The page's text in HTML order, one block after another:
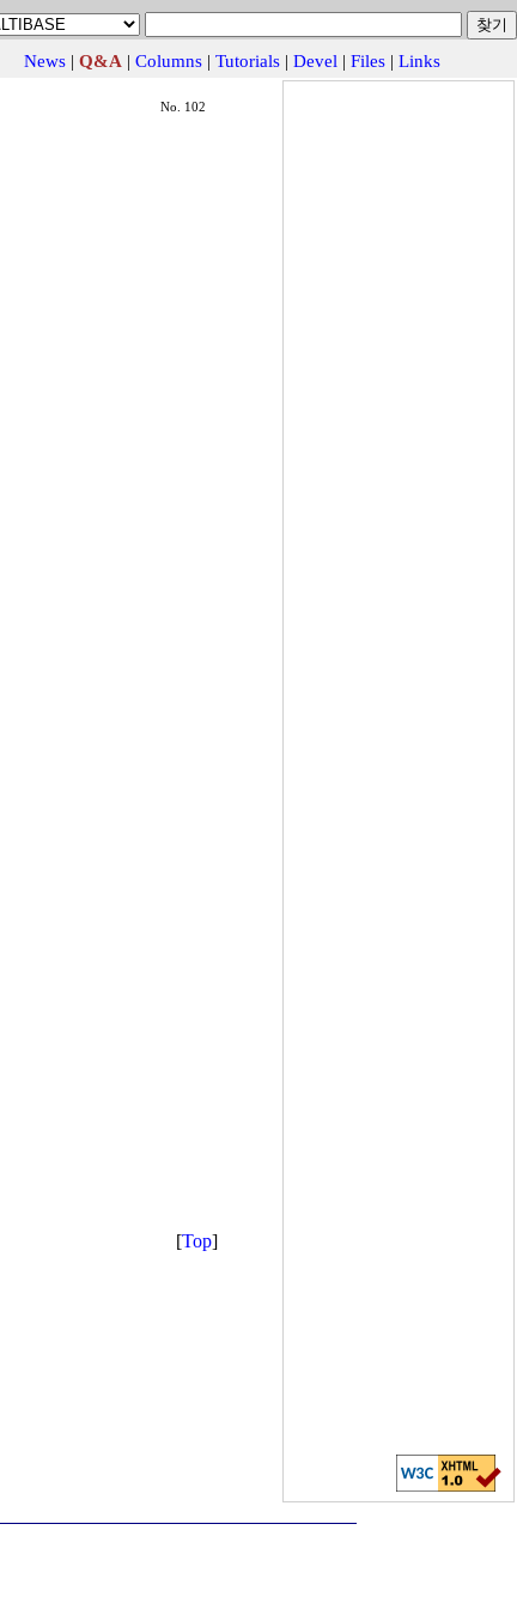
News | Q&A | Columns | Tutorials | Devel | Files | Links
No. 102
[Top]